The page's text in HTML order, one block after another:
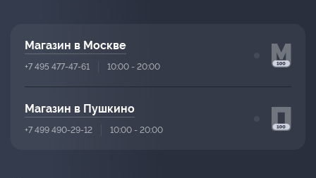
Магазин в Москве
+7 495 477-47-61 10:00 - 20:00
Магазин в Пушкино
+7 499 490-29-12 10:00 - 20:00